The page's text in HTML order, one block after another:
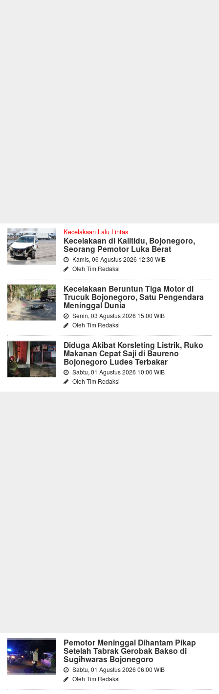
Kecelakaan Lalu Lintas
Kecelakaan di Kalitidu, Bojonegoro,
Seorang Pemotor Luka Berat
Kamis, 06 Agustus 2026 12:30 WIB
Oleh Tim Redaksi
Kecelakaan Beruntun Tiga Motor di
Trucuk Bojonegoro, Satu Pengendara
Meninggal Dunia
Senin, 03 Agustus 2026 15:00 WIB
Oleh Tim Redaksi
Diduga Akibat Korsleting Listrik, Ruko
Makanan Cepat Saji di Baureno
Bojonegoro Ludes Terbakar
Sabtu, 01 Agustus 2026 10:00 WIB
Oleh Tim Redaksi
Pemotor Meninggal Dihantam Pikap
Setelah Tabrak Gerobak Bakso di
Sugihwaras Bojonegoro
Sabtu, 01 Agustus 2026 06:00 WIB
Oleh Tim Redaksi